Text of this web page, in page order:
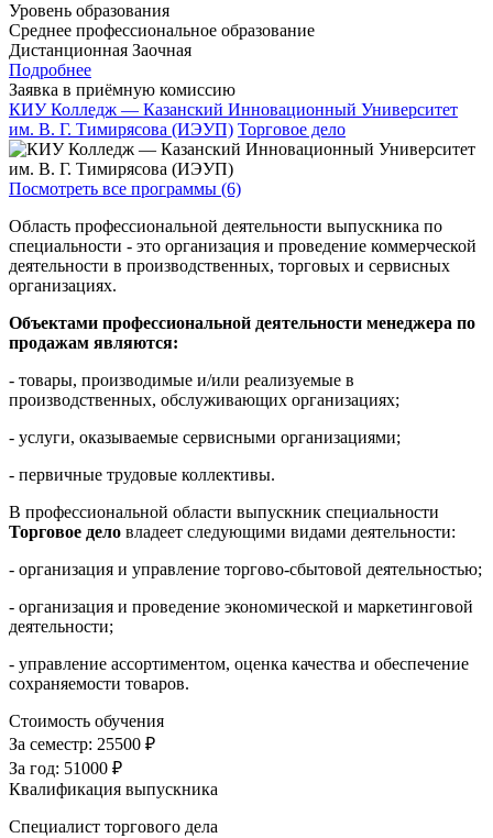
Уровень образования
Среднее профессиональное образование
Дистанционная Заочная
Подробнее
Заявка в приёмную комиссию
КИУ Колледж — Казанский Инновационный Университет
им. В. Г. Тимирясова (ИЭУП) Торговое дело
Посмотреть все программы (6)
Область профессиональной деятельности выпускника по
специальности - это организация и проведение коммерческой
деятельности в производственных, торговых и сервисных
организациях.
Объектами профессиональной деятельности менеджера по
продажам являются:
- товары, производимые и/или реализуемые в
производственных, обслуживающих организациях;
- услуги, оказываемые сервисными организациями;
- первичные трудовые коллективы.
В профессиональной области выпускник специальности
Торговое дело владеет следующими видами деятельности:
- организация и управление торгово-сбытовой деятельностью;
- организация и проведение экономической и маркетинговой
деятельности;
- управление ассортиментом, оценка качества и обеспечение
сохраняемости товаров.
Стоимость обучения
За семестр: 25500 ₽
За год: 51000 ₽
Квалификация выпускника
Специалист торгового дела